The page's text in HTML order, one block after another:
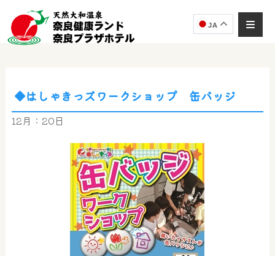
JA
◆はしゃきっズワークショップ 缶バッジ
12月：20日
奈良健康ランド AIコンシェルジュです。
ご質問をお伺いします。